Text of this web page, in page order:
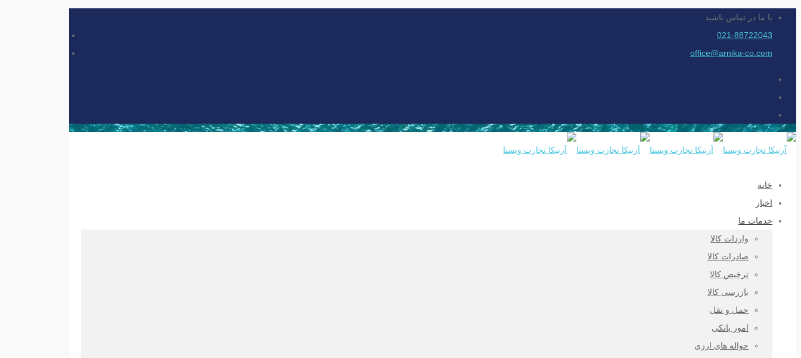
با ما در تماس باشید
021-88722043
office@arnika-co.com
خانه
اخبار
خدمات ما
واردات کالا
صادرات کالا
ترخیص کالا
بازرسی کالا
حمل و نقل
امور بانکی
حواله های ارزی